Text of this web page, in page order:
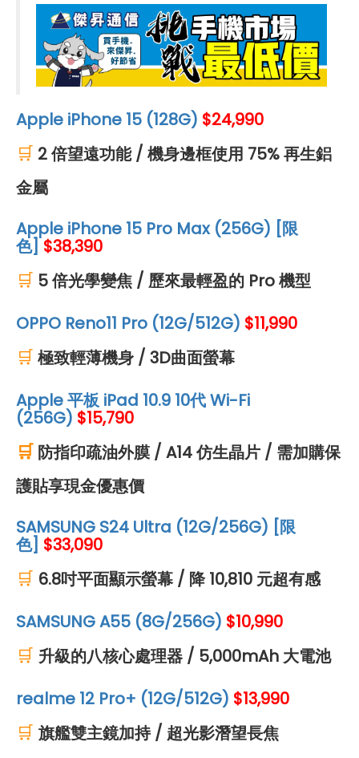
Apple iPhone 15 (128G) $24,990
🛒 2 倍望遠功能 / 機身邊框使用 75% 再生鋁
金屬
Apple iPhone 15 Pro Max (256G) [限
色] $38,390
🛒 5 倍光學變焦 / 歷來最輕盈的 Pro 機型
OPPO Reno11 Pro (12G/512G) $11,990
🛒 極致輕薄機身 / 3D曲面螢幕
Apple 平板 iPad 10.9 10代 Wi-Fi
(256G) $15,790
🛒 防指印疏油外膜 / A14 仿生晶片 / 需加購保
護貼享現金優惠價
SAMSUNG S24 Ultra (12G/256G) [限
色] $33,090
🛒 6.8吋平面顯示螢幕 / 降 10,810 元超有感
SAMSUNG A55 (8G/256G) $10,990
🛒 升級的八核心處理器 / 5,000mAh 大電池
realme 12 Pro+ (12G/512G) $13,990
🛒 旗艦雙主鏡加持 / 超光影潛望長焦